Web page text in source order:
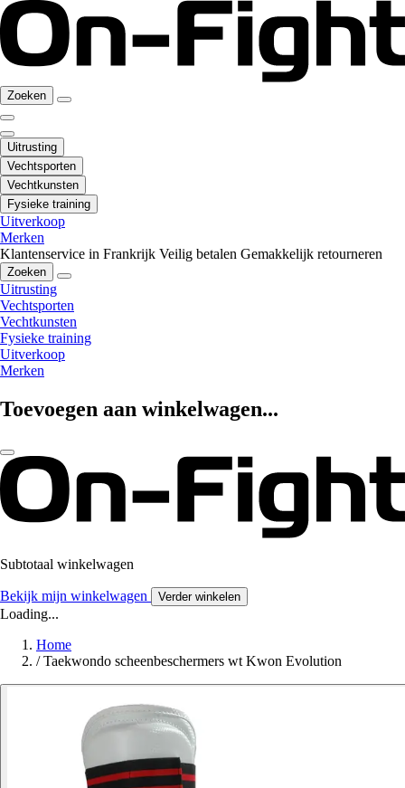
Zoeken
Uitrusting
Vechtsporten
Vechtkunsten
Fysieke training
Uitverkoop
Merken
Klantenservice in Frankrijk Veilig betalen Gemakkelijk retourneren
Zoeken
Uitrusting
Vechtsporten
Vechtkunsten
Fysieke training
Uitverkoop
Merken
Toevoegen aan winkelwagen...
Subtotaal winkelwagen
Bekijk mijn winkelwagen Verder winkelen
Loading...
Home
/ Taekwondo scheenbeschermers wt Kwon Evolution